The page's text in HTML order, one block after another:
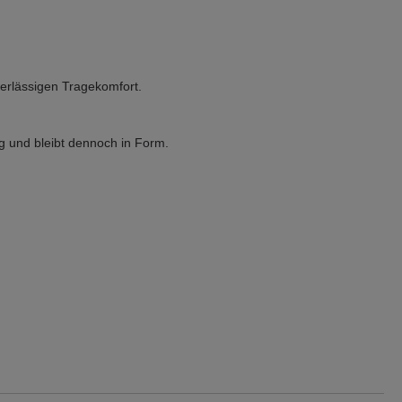
Tragekomfort.
und bleibt dennoch in Form.